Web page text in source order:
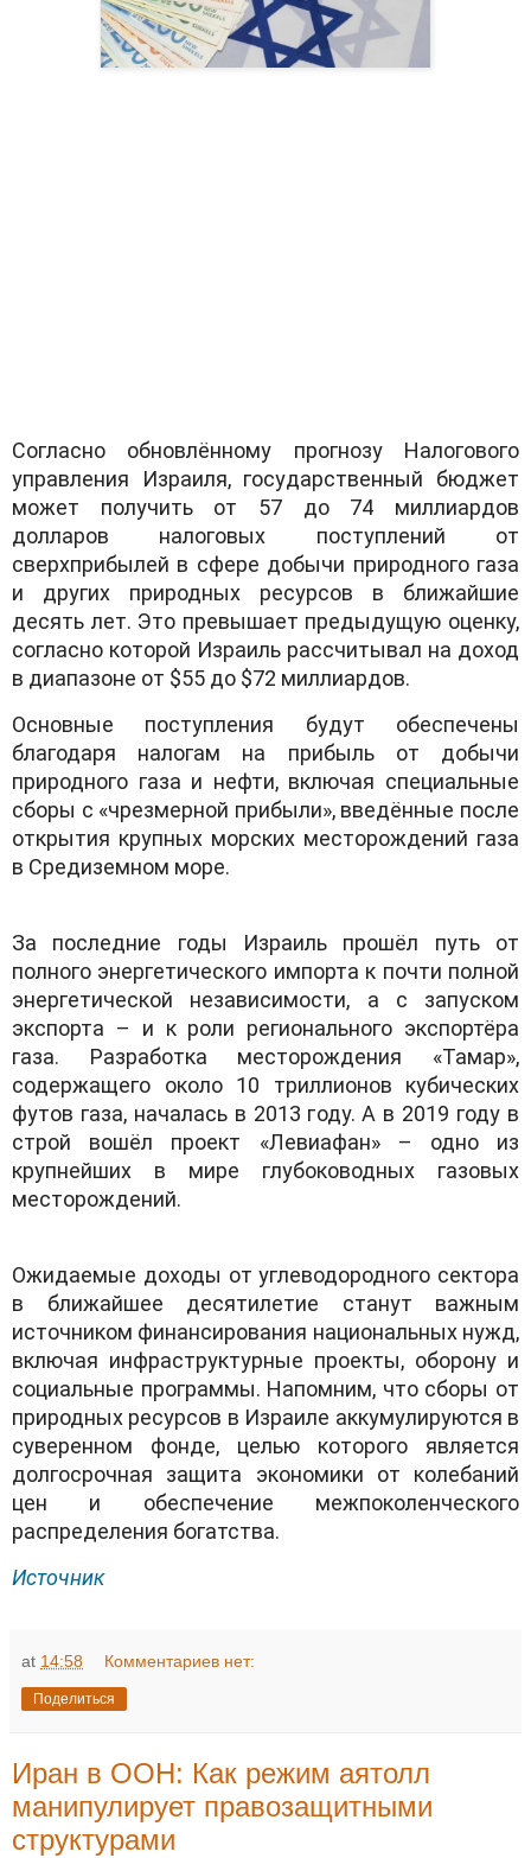
Согласно обновлённому прогнозу Налогового
управления Израиля, государственный бюджет
может получить от 57 до 74 миллиардов
долларов налоговых поступлений от
сверхприбылей в сфере добычи природного газа
и других природных ресурсов в ближайшие
десять лет. Это превышает предыдущую оценку,
согласно которой Израиль рассчитывал на доход
в диапазоне от $55 до $72 миллиардов.
Основные поступления будут обеспечены
благодаря налогам на прибыль от добычи
природного газа и нефти, включая специальные
сборы с «чрезмерной прибыли», введённые после
открытия крупных морских месторождений газа
в Средиземном море.
За последние годы Израиль прошёл путь от
полного энергетического импорта к почти полной
энергетической независимости, а с запуском
экспорта – и к роли регионального экспортёра
газа. Разработка месторождения «Тамар»,
содержащего около 10 триллионов кубических
футов газа, началась в 2013 году. А в 2019 году в
строй вошёл проект «Левиафан» – одно из
крупнейших в мире глубоководных газовых
месторождений.
Ожидаемые доходы от углеводородного сектора
в ближайшее десятилетие станут важным
источником финансирования национальных нужд,
включая инфраструктурные проекты, оборону и
социальные программы. Напомним, что сборы от
природных ресурсов в Израиле аккумулируются в
суверенном фонде, целью которого является
долгосрочная защита экономики от колебаний
цен и обеспечение межпоколенческого
распределения богатства.
Источник
at 14:58 Комментариев нет:
Поделиться
Иран в ООН: Как режим аятолл
манипулирует правозащитными
структурами